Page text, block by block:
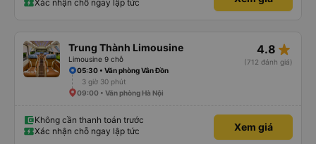
Xác nhận chỗ ngay lập tức
Trung Thành Limousine
Limousine 9 chỗ
4.8 star_rate
(712 đánh giá)
05:30 • Văn phòng Vân Đồn
3 giờ 30 phút
09:00 • Văn phòng Hà Nội
Không cần thanh toán trước
Xác nhận chỗ ngay lập tức
Xem giá